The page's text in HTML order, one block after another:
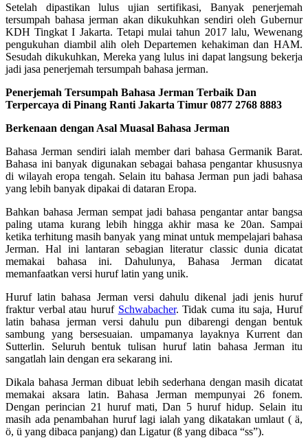
Setelah dipastikan lulus ujian sertifikasi, Banyak penerjemah
tersumpah bahasa jerman akan dikukuhkan sendiri oleh Gubernur
KDH Tingkat I Jakarta. Tetapi mulai tahun 2017 lalu, Wewenang
pengukuhan diambil alih oleh Departemen kehakiman dan HAM.
Sesudah dikukuhkan, Mereka yang lulus ini dapat langsung bekerja
jadi jasa penerjemah tersumpah bahasa jerman.
Penerjemah Tersumpah Bahasa Jerman Terbaik Dan
Terpercaya di Pinang Ranti Jakarta Timur 0877 2768 8883
Berkenaan dengan Asal Muasal Bahasa Jerman
Bahasa Jerman sendiri ialah member dari bahasa Germanik Barat.
Bahasa ini banyak digunakan sebagai bahasa pengantar khususnya
di wilayah eropa tengah. Selain itu bahasa Jerman pun jadi bahasa
yang lebih banyak dipakai di dataran Eropa.
Bahkan bahasa Jerman sempat jadi bahasa pengantar antar bangsa
paling utama kurang lebih hingga akhir masa ke 20an. Sampai
ketika terhitung masih banyak yang minat untuk mempelajari bahasa
Jerman. Hal ini lantaran sebagian literatur classic dunia dicatat
memakai bahasa ini. Dahulunya, Bahasa Jerman dicatat
memanfaatkan versi huruf latin yang unik.
Huruf latin bahasa Jerman versi dahulu dikenal jadi jenis huruf
fraktur verbal atau huruf Schwabacher. Tidak cuma itu saja, Huruf
latin bahasa jerman versi dahulu pun dibarengi dengan bentuk
sambung yang bersesuaian. umpamanya layaknya Kurrent dan
Sutterlin. Seluruh bentuk tulisan huruf latin bahasa Jerman itu
sangatlah lain dengan era sekarang ini.
Dikala bahasa Jerman dibuat lebih sederhana dengan masih dicatat
memakai aksara latin. Bahasa Jerman mempunyai 26 fonem.
Dengan perincian 21 huruf mati, Dan 5 huruf hidup. Selain itu
masih ada penambahan huruf lagi ialah yang dikatakan umlaut ( ä,
ö, ü yang dibaca panjang) dan Ligatur (ß yang dibaca “ss”).